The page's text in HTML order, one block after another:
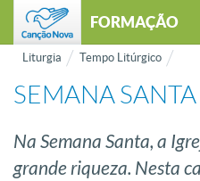
FORMAÇÃO
Liturgia Tempo Litúrgico
SEMANA SANTA
Na Semana Santa, a
grande riqueza. Nesta